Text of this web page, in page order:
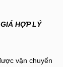
HỢP LÝ
vận chuyển